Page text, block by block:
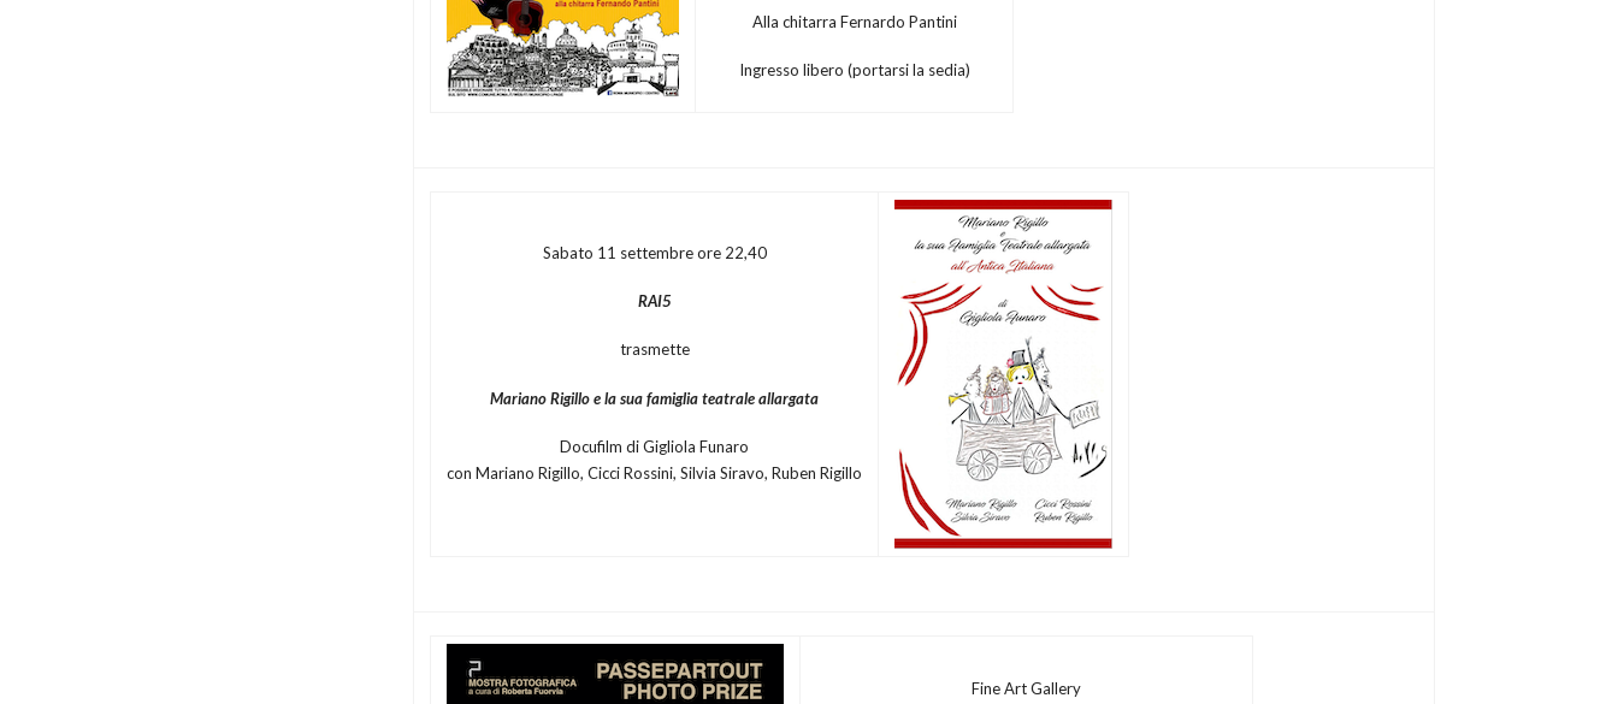
Alla chitarra Fernardo Pantini
Ingresso libero (portarsi la sedia)
Sabato 11 settembre ore 22,40
RAI5
trasmette
Mariano Rigillo e la sua famiglia teatrale allargata
Docufilm di Gigliola Funaro
con Mariano Rigillo, Cicci Rossini, Silvia Siravo, Ruben Rigillo
Fine Art Gallery